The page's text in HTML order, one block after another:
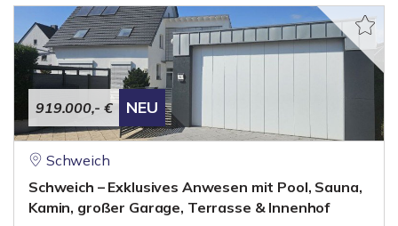
919.000,- € NEU
Schweich
Schweich – Exklusives Anwesen mit Pool, Sauna,
Kamin, großer Garage, Terrasse & Innenhof